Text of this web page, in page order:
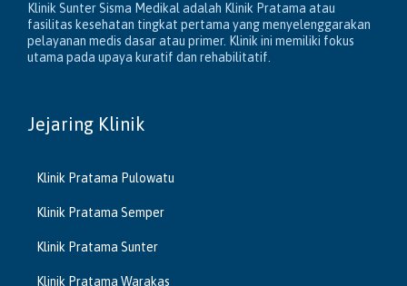
Klinik Sunter Sisma Medikal adalah Klinik Pratama atau
fasilitas kesehatan tingkat pertama yang menyelenggarakan
pelayanan medis dasar atau primer. Klinik ini memiliki fokus
utama pada upaya kuratif dan rehabilitatif.
Jejaring Klinik
Klinik Pratama Pulowatu
Klinik Pratama Semper
Klinik Pratama Sunter
Klinik Pratama Warakas